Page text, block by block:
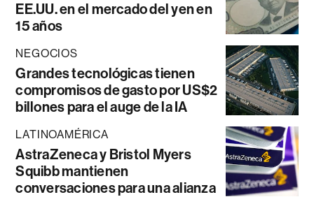
EE.UU. en el mercado del yen en
15 años
NEGOCIOS
Grandes tecnológicas tienen
compromisos de gasto por US$2
billones para el auge de la IA
LATINOAMÉRICA
AstraZeneca y Bristol Myers
Squibb mantienen
conversaciones para una alianza